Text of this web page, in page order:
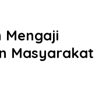
Mengaji
Masyarakat